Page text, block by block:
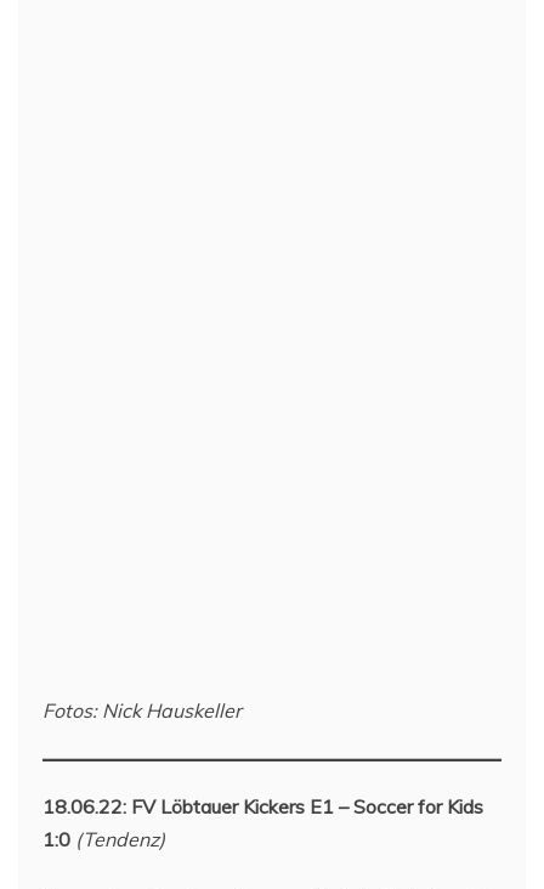
Fotos: Nick Hauskeller
18.06.22: FV Löbtauer Kickers E1 – Soccer for Kids
1:0 (Tendenz)